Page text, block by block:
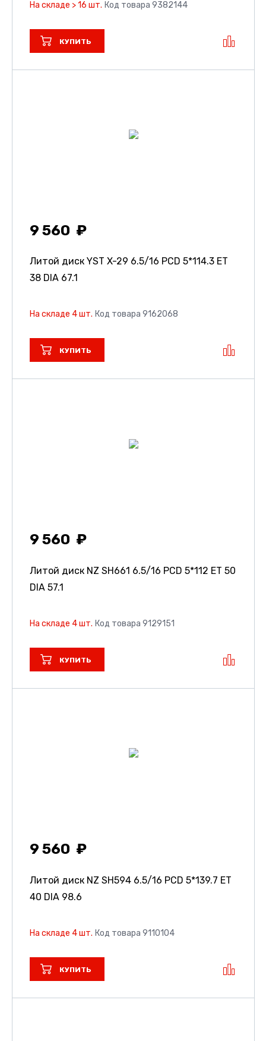
На складе > 16 шт. Код товара 9382144
КУПИТЬ
9 560
Литой диск YST X-29 6.5/16 PCD 5*114.3 ET
38 DIA 67.1
На складе 4 шт. Код товара 9162068
КУПИТЬ
9 560
Литой диск NZ SH661 6.5/16 PCD 5*112 ET 50
DIA 57.1
На складе 4 шт. Код товара 9129151
КУПИТЬ
9 560
Литой диск NZ SH594 6.5/16 PCD 5*139.7 ET
40 DIA 98.6
На складе 4 шт. Код товара 9110104
КУПИТЬ